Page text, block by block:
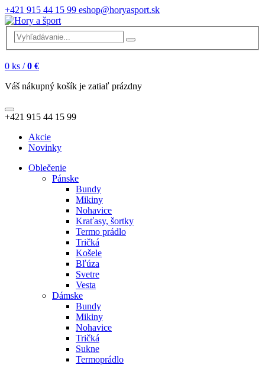
+421 915 44 15 99 eshop@horyasport.sk
0 ks / 0 €
Váš nákupný košík je zatiaľ prázdny
+421 915 44 15 99
Akcie
Novinky
Oblečenie
Pánske
Bundy
Mikiny
Nohavice
Kraťasy, šortky
Termo prádlo
Tričká
Košele
Bľúza
Svetre
Vesta
Dámske
Bundy
Mikiny
Nohavice
Tričká
Sukne
Termoprádlo